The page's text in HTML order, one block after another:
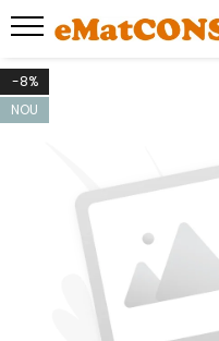
-8%
NOU